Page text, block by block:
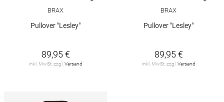
BRAX
Pullover "Lesley"
89,95 €
inkl. MwSt. zzgl.Versand
BRAX
Pullover "Lesley"
89,95 €
inkl. MwSt. zzgl.Versand